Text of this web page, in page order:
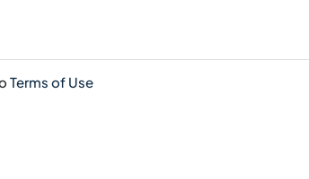
Terms of Use